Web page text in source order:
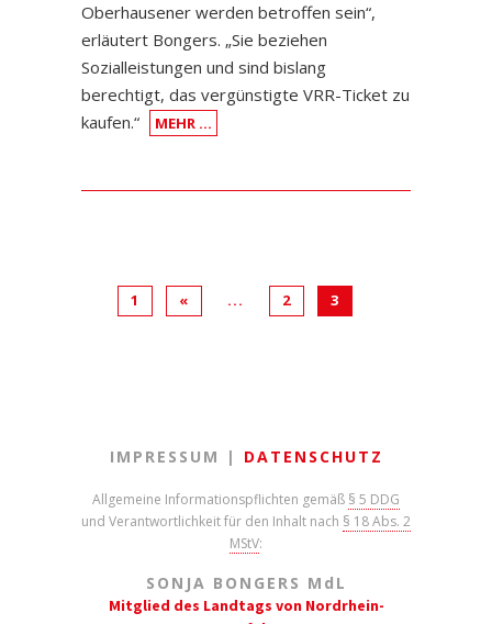
Oberhausener werden betroffen sein“,
erläutert Bongers. „Sie beziehen
Sozialleistungen und sind bislang
berechtigt, das vergünstigte VRR-Ticket zu
kaufen.“
MEHR …
1 « ... 2 3
IMPRESSUM | DATENSCHUTZ
Allgemeine Informationspflichten gemäß § 5 DDG
und Verantwortlichkeit für den Inhalt nach § 18 Abs. 2
MStV:
SONJA BONGERS M d L
Mitglied des Landtags von Nordrhein-